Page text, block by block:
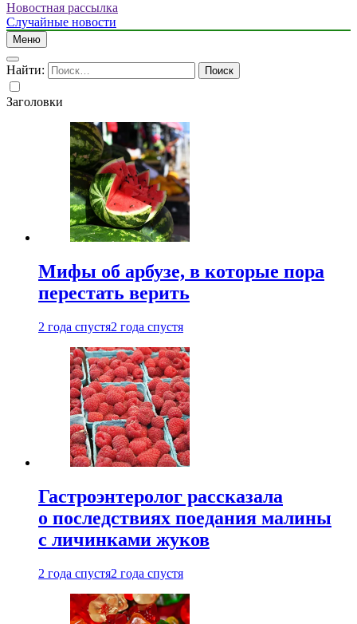
Новостная рассылка
Случайные новости
Меню
Найти:
Заголовки
Мифы об арбузе, в которые пора
перестать верить
2 года спустя2 года спустя
Гастроэнтеролог рассказала
о последствиях поедания малины
с личинками жуков
2 года спустя2 года спустя